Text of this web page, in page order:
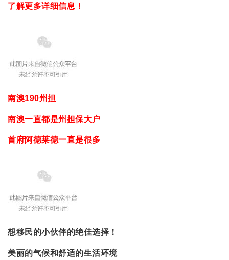
了解更多详细信息！
南澳190州担
南澳一直都是州担保大户
首府阿德莱德一直是很多
想移民的小伙伴的绝佳选择！
美丽的气候和舒适的生活环境